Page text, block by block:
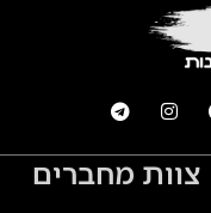
צוות מחברים